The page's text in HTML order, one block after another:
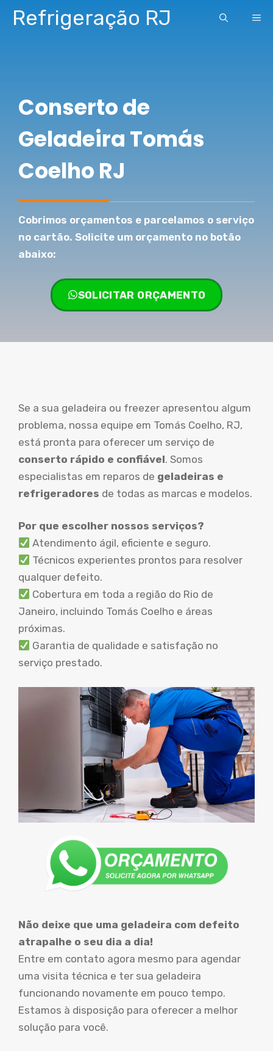
Pular
paraRefrigeração RJ
Conserto de
Geladeira Tomás
Coelho RJ
Cobrimos orçamentos e parcelamos o serviço
no cartão. Solicite um orçamento no botão
abaixo:
SOLICITAR ORÇAMENTO
Se a sua geladeira ou freezer apresentou algum
problema, nossa equipe em Tomás Coelho, RJ,
está pronta para oferecer um serviço de
conserto rápido e confiável. Somos
especialistas em reparos de geladeiras e
refrigeradores de todas as marcas e modelos.
Por que escolher nossos serviços?
Atendimento ágil, eficiente e seguro.
Técnicos experientes prontos para resolver
qualquer defeito.
Cobertura em toda a região do Rio de
Janeiro, incluindo Tomás Coelho e áreas
próximas.
Garantia de qualidade e satisfação no
serviço prestado.
Não deixe que uma geladeira com defeito
atrapalhe o seu dia a dia!
Entre em contato agora mesmo para agendar
uma visita técnica e ter sua geladeira
funcionando novamente em pouco tempo.
Estamos à disposição para oferecer a melhor
solução para você.